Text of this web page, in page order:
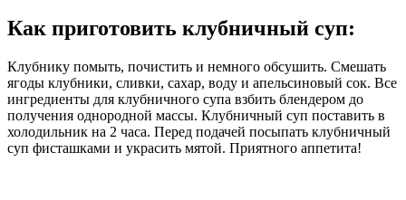
Как приготовить клубничный суп:
Клубнику помыть, почистить и немного обсушить. Смешать
ягоды клубники, сливки, сахар, воду и апельсиновый сок. Все
ингредиенты для клубничного супа взбить блендером до
получения однородной массы. Клубничный суп поставить в
холодильник на 2 часа. Перед подачей посыпать клубничный
суп фисташками и украсить мятой. Приятного аппетита!